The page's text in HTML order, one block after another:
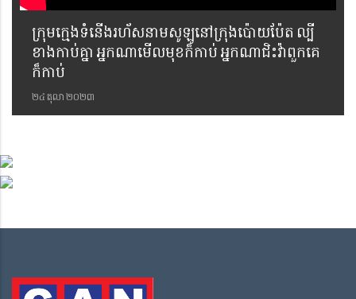
ក្រុមក្មេងទំនើងរហ័សនាមសូឡូនៅក្រុងប៉ោយប៉ែត ល្បី
ខាងកាប់គ្នា អ្នកណាមើលមុខក៏កាប់ អ្នកណាជិះវ៉ាពួកគេ
ក៏កាប់
២៤ តុលា ២០២៣